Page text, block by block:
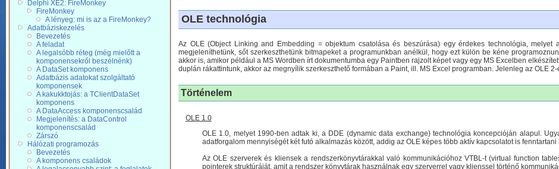
Delphi XE2: FireMonkey
FireMonkey
A lényeg: mi is az a FireMonkey?
Adatbáziskezelés
Bevezetés
A feladat
A legalsóbb réteg (még mielőtt a
komponensekről beszélnénk)
A DataSet komponens
Adatbázis adatokat szolgáltató
komponensek
A kakukktojás: a TClientDataSet
komponens
A DataAccess komponenscsalád
Megjelenítés: a DataControl
komponenscsalád
Zárszó
Hálózati programozás
Bevezetés
A komponens családok
OLE technológia
Az OLE (Object Linking and Embedding = objektum csatolása és beszúrása) egy érdekes technológia, melyet
megjeleníthetünk, sőt szerkeszthetünk bitmapeket a programunkban anélkül, hogy ezt külön be kéne
akkor is, amikor például a MS Wordben írt dokumentumba egy Paintben rajzolt képet vagy egy MS Excelben
duplán rákattintunk, akkor az megnyílik szerkeszthető formában a Paint, ill. MS Excel programban. Jelenleg az OLE
Történelem
OLE 1.0
OLE 1.0, melyet 1990-ben adtak ki, a DDE (dynamic data exchange) technológia koncepcióján alapul.
adatforgalom mennyiségét két futó alkalmazás között, addig az OLE képes több aktív kapcsolatot is fenntartani
Az OLE szerverek és kliensek a rendszerkönyvtárakkal való kommunikációhoz VTBL-t (virtual function
pointerek struktúráját, amit a rendszer könyvtárak használnak egy szerverrel vagy klienssel történő